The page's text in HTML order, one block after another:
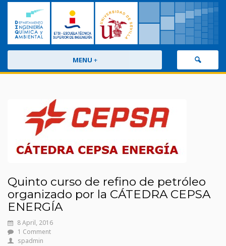
MENU +
Quinto curso de refino de petróleo
organizado por la CÁTEDRA CEPSA
ENERGÍA
8 April, 2016
1 Comment
spadmin